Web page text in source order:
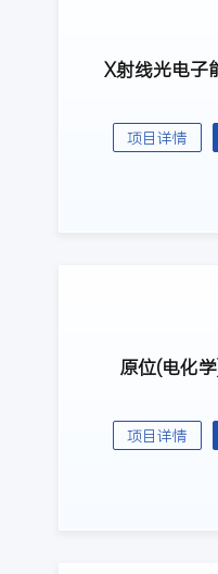
X射线光电子
项目详情
原位(电化
项目详情